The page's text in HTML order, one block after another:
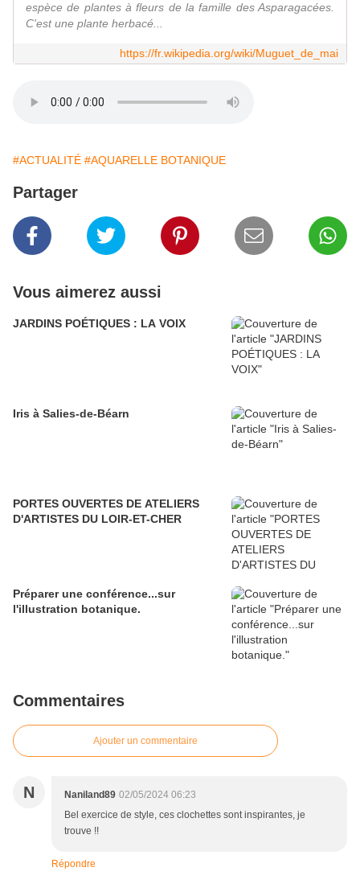
espèce de plantes à fleurs de la famille des Asparagacées.
C'est une plante herbacé...
https://fr.wikipedia.org/wiki/Muguet_de_mai
#ACTUALITÉ #AQUARELLE BOTANIQUE
Partager
Vous aimerez aussi
JARDINS POÉTIQUES : LA VOIX
Iris à Salies-de-Béarn
PORTES OUVERTES DE ATELIERS
D'ARTISTES DU LOIR-ET-CHER
Préparer une conférence...sur
l'illustration botanique.
Commentaires
Ajouter un commentaire
N Naniland89 02/05/2024 06:23
Bel exercice de style, ces clochettes sont inspirantes, je
trouve !!
Répondre